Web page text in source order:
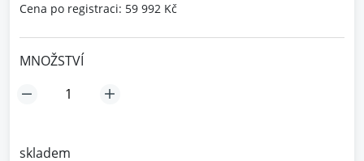
Cena po registraci: 59 992 Kč
MNOŽSTVÍ
skladem